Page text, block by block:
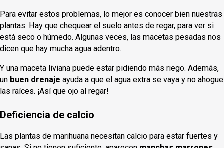
Para evitar estos problemas, lo mejor es conocer bien nuestras
plantas. Hay que chequear el suelo antes de regar, para ver si
está seco o húmedo. Algunas veces, las macetas pesadas nos
dicen que hay mucha agua adentro.
Y una maceta liviana puede estar pidiendo más riego. Además,
un buen drenaje ayuda a que el agua extra se vaya y no ahogue
las raíces. ¡Así que ojo al regar!
Deficiencia de calcio
Las plantas de marihuana necesitan calcio para estar fuertes y